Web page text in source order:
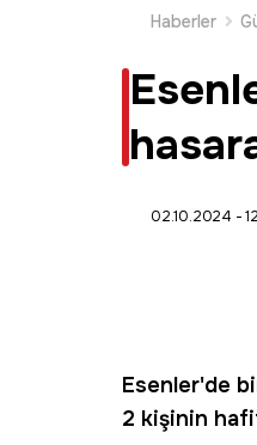
Haberler
02.10.2024 -
Esenler'de
2 kişinin